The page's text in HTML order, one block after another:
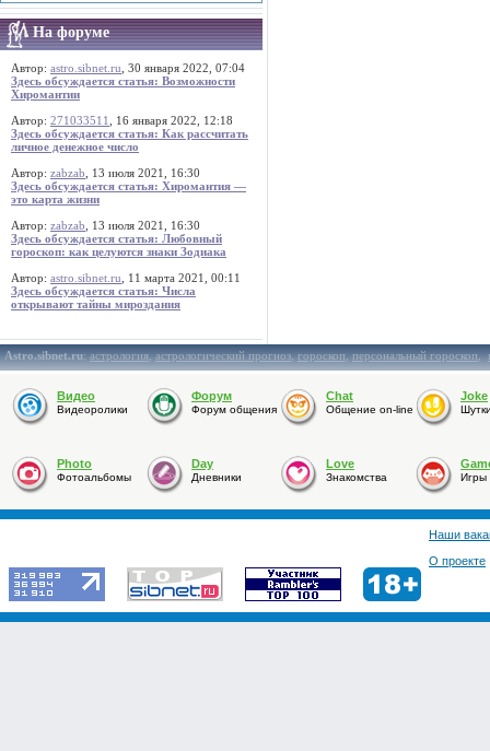
На форуме
Автор: astro.sibnet.ru , 30 января 2022, 07:04
Здесь обсуждается статья: Возможности
Хиромантии
Автор: 271033511
, 16 января 2022, 12:18
Здесь обсуждается статья: Как рассчитать
личное денежное число
Автор: zabzab , 13 июля 2021, 16:30
Здесь обсуждается статья: Хиромантия —
это карта жизни
Автор: zabzab , 13 июля 2021, 16:30
Здесь обсуждается статья: Любовный
гороскоп: как целуются знаки Зодиака
Автор: astro.sibnet.ru , 11 марта 2021, 00:11
Здесь обсуждается статья: Числа
открывают тайны мироздания
Astro.sibnet.ru:астрология,астрологический прогноз,гороскоп,персональный гороскоп,
Видео
Видеоролики
Форум
Форум общения
Chat
Общение on-line
Joke
Photo
Фотоальбомы
Day
Дневники
Love
Знакомства Игры
Наши
О проекте